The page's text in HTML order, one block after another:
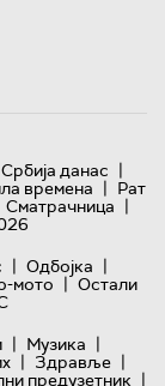
Србија данас |
времена | Рат
Сматрачница |
| Одбојка |
мото | Остали
| Музика |
| Здравље |
предузетник |